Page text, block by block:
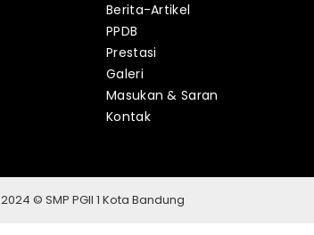
Berita-Artikel
PPDB
Prestasi
Galeri
Masukan & Saran
Kontak
2024 © SMP PGII 1 Kota Bandung